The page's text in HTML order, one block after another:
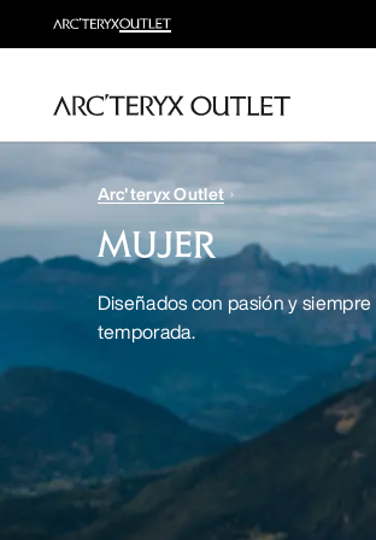
Arc'teryx Outlet
MUJER
Diseñados con pasión y
temporada.